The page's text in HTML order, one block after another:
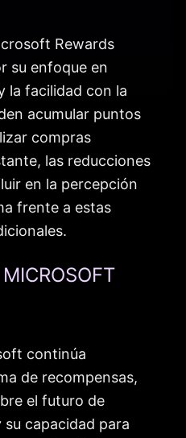
Rewards
su enfoque en
la facilidad con la
acumular puntos
compras
las reducciones
en la percepción
frente a estas
continúa
de recompensas,
el futuro de
capacidad para